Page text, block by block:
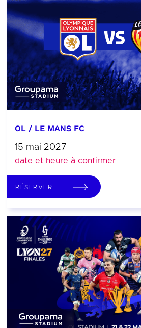
OL / LE MANS FC
15 mai 2027
date et heure à confirmer
RÉSERVER